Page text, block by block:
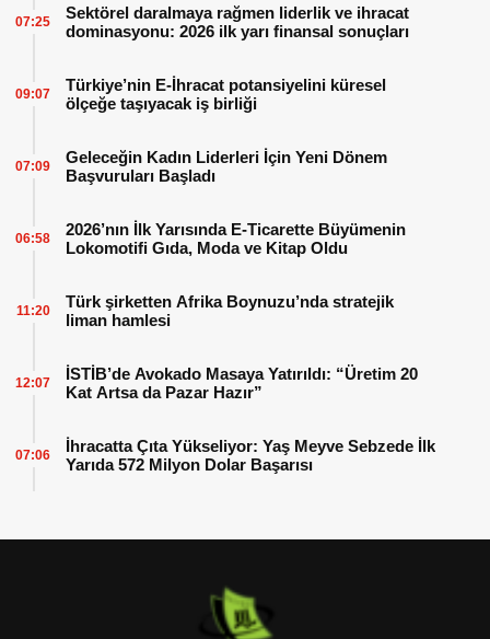
Sektörel daralmaya rağmen liderlik ve ihracat
dominasyonu: 2026 ilk yarı finansal sonuçları
07:25
Türkiye’nin E-İhracat potansiyelini küresel
ölçeğe taşıyacak iş birliği
09:07
Geleceğin Kadın Liderleri İçin Yeni Dönem
Başvuruları Başladı
07:09
2026’nın İlk Yarısında E-Ticarette Büyümenin
Lokomotifi Gıda, Moda ve Kitap Oldu
06:58
Türk şirketten Afrika Boynuzu’nda stratejik
liman hamlesi
11:20
İSTİB’de Avokado Masaya Yatırıldı: “Üretim 20
Kat Artsa da Pazar Hazır”
12:07
İhracatta Çıta Yükseliyor: Yaş Meyve Sebzede İlk
Yarıda 572 Milyon Dolar Başarısı
07:06